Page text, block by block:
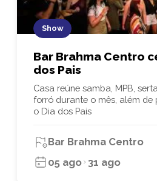
Show
Bar Brahma Centro
dos Pais
Casa reúne samba, MPB,
forró durante o mês, além
o Dia dos Pais
Bar Brahma Centro
05 ago 31 ago